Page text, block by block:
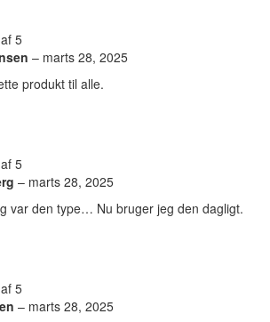
5
– marts 28, 2025
produkt til alle.
5
– marts 28, 2025
var den type… Nu bruger jeg den dagligt.
5
– marts 28, 2025